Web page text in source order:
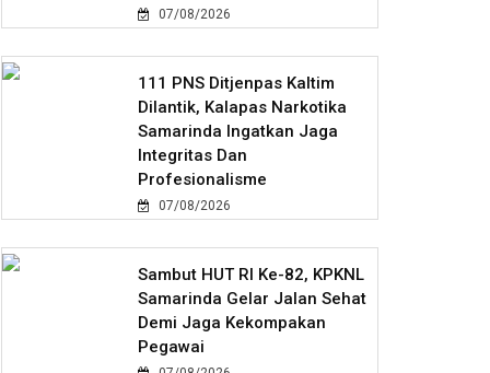
07/08/2026
111 PNS Ditjenpas Kaltim
Dilantik, Kalapas Narkotika
Samarinda Ingatkan Jaga
Integritas Dan
Profesionalisme
07/08/2026
Sambut HUT RI Ke-82, KPKNL
Samarinda Gelar Jalan Sehat
Demi Jaga Kekompakan
Pegawai